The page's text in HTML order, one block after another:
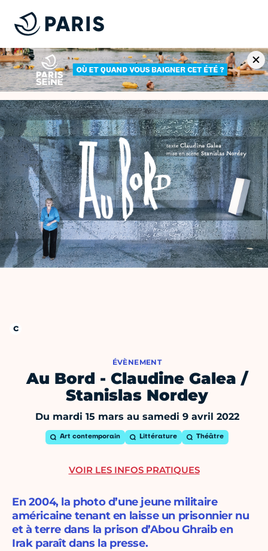
ÉVÈNEMENT
Au Bord - Claudine Galea /
Stanislas Nordey
Du mardi 15 mars au samedi 9 avril 2022
Art contemporain Littérature Théâtre
En 2004, la photo d’une jeune militaire
américaine tenant en laisse un prisonnier nu
et à terre dans la prison d’Abou Ghraib en
Irak paraît dans la presse.
VOIR LES INFOS PRATIQUES